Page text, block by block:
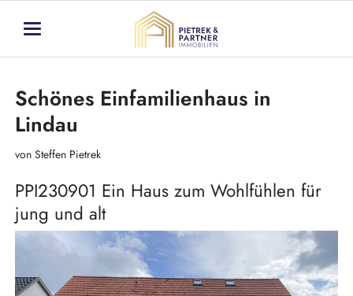
Schönes Einfamilienhaus in
Lindau
von Steffen Pietrek
PPI230901 Ein Haus zum Wohlfühlen für
jung und alt